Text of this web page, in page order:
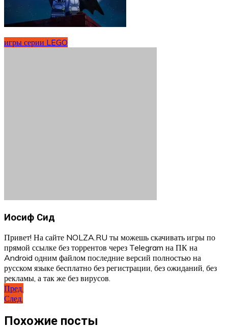
игры серии LEGO
Иосиф Сид
Привет! На сайте NOLZA.RU ты можешь скачивать игры по
прямой ссылке без торрентов через Telegram на ПК на
Android одним файлом последние версий полностью на
русском языке бесплатно без регистрации, без ожиданий, без
рекламы, а так же без вирусов.
Навигация
по
записям
Пред.
След.
Похожие посты